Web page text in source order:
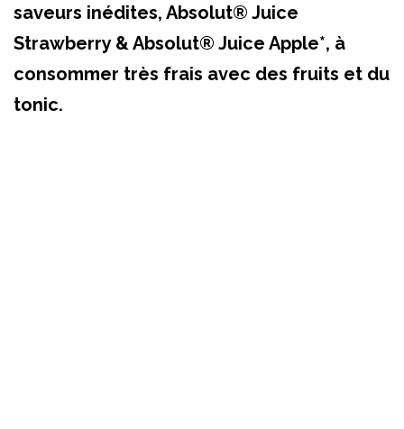
saveurs inédites, Absolut® Juice
Strawberry & Absolut® Juice Apple*, à
consommer très frais avec des fruits et du
tonic.